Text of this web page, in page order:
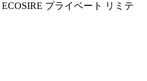
ECOSIRE プライベート リミテ